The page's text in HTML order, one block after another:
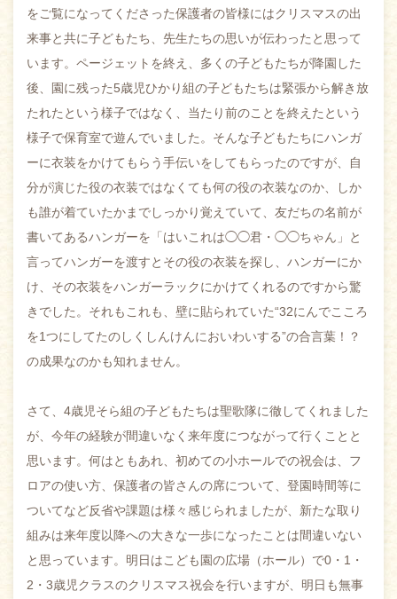
をご覧になってくださった保護者の皆様にはクリスマスの出
来事と共に子どもたち、先生たちの思いが伝わったと思って
います。ページェットを終え、多くの子どもたちが降園した
後、園に残った5歳児ひかり組の子どもたちは緊張から解き放
たれたという様子ではなく、当たり前のことを終えたという
様子で保育室で遊んでいました。そんな子どもたちにハンガ
ーに衣装をかけてもらう手伝いをしてもらったのですが、自
分が演じた役の衣装ではなくても何の役の衣装なのか、しか
も誰が着ていたかまでしっかり覚えていて、友だちの名前が
書いてあるハンガーを「はいこれは◯◯君・◯◯ちゃん」と
言ってハンガーを渡すとその役の衣装を探し、ハンガーにか
け、その衣装をハンガーラックにかけてくれるのですから驚
きでした。それもこれも、壁に貼られていた“32にんでこころ
を1つにしてたのしくしんけんにおいわいする”の合言葉！？
の成果なのかも知れません。
さて、4歳児そら組の子どもたちは聖歌隊に徹してくれました
が、今年の経験が間違いなく来年度につながって行くことと
思います。何はともあれ、初めての小ホールでの祝会は、フ
ロアの使い方、保護者の皆さんの席について、登園時間等に
ついてなど反省や課題は様々感じられましたが、新たな取り
組みは来年度以降への大きな一歩になったことは間違いない
と思っています。明日はこども園の広場（ホール）で0・1・
2・3歳児クラスのクリスマス祝会を行いますが、明日も無事